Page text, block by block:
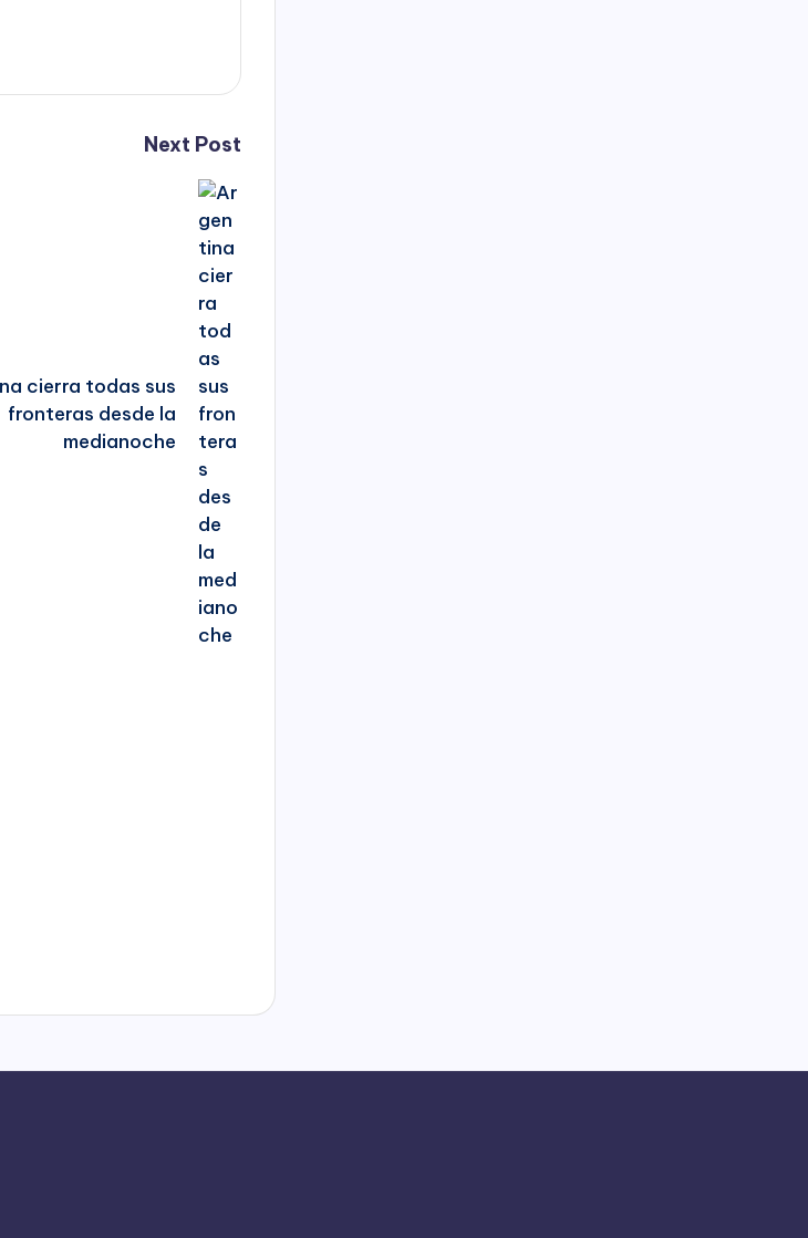
Next Post
cierra todas sus
fronteras desde la
medianoche